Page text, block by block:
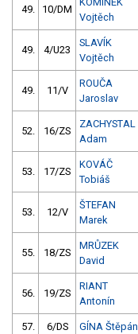
49. 10/DM
Vojtěch
49. 4/U23
SLAVÍK
Vojtěch
49. 11/V
ROUČA
Jaroslav
52. 16/ZS
ZACHYSTAL
Adam
53. 17/ZS
KOVÁČ
Tobiáš
53. 12/V
ŠTEFAN
Marek
55. 18/ZS
MRŮZEK
David
56. 19/ZS
RIANT
Antonín
57. 6/DS GÍNA Štěpán